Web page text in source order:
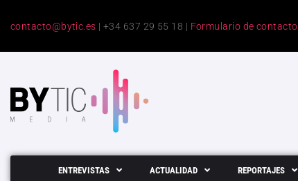
contacto@bytic.es | +34 637 29 55 18 | Formulario de contacto
ENTREVISTAS ACTUALIDAD REPORTAJES